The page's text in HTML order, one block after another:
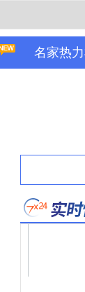
名家热